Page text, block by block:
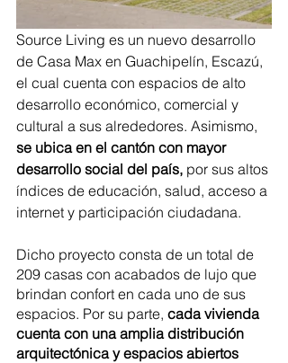
Source Living es un nuevo desarrollo
de Casa Max en Guachipelín, Escazú,
el cual cuenta con espacios de alto
desarrollo económico, comercial y
cultural a sus alrededores. Asimismo,
se ubica en el cantón con mayor
desarrollo social del país, por sus altos
índices de educación, salud, acceso a
internet y participación ciudadana.
Dicho proyecto consta de un total de
209 casas con acabados de lujo que
brindan confort en cada uno de sus
espacios. Por su parte, cada vivienda
cuenta con una amplia distribución
arquitectónica y espacios abiertos